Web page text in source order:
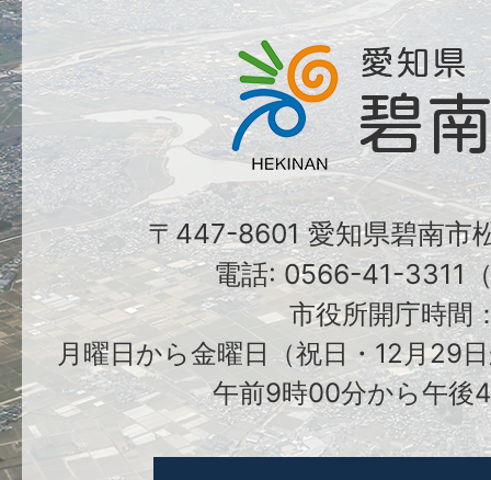
〒447-8601 愛知県碧南市
電話: 0566-41-3311
市役所開庁時間
月曜日から金曜日（祝日・12月29
午前9時00分から午後